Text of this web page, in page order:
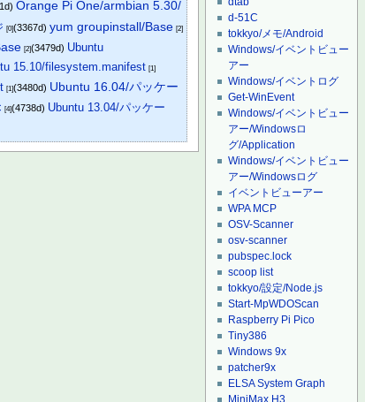
Orange Pi One/armbian 5.30/
[0](3367d)yum groupinstall/Base [2]
[2](3479d) Ubuntu
15.10/filesystem.manifest [1]
[1](3480d) Ubuntu 16.04/パッケー
[4](4738d) Ubuntu 13.04/パッケー
d-51C
tokkyo/メモ/Android
Windows/イベントビュー
アー
Windows/イベントログ
Get-WinEvent
Windows/イベントビュー
アー/Windowsロ
グ/Application
Windows/イベントビュー
アー/Windowsログ
イベントビューアー
WPA MCP
OSV-Scanner
osv-scanner
pubspec.lock
scoop list
tokkyo/設定/Node.js
Start-MpWDOScan
Raspberry Pi Pico
Tiny386
Windows 9x
patcher9x
ELSA System Graph